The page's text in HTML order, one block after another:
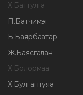
Х. Баттулга
П . Батчимэг
Б. Баярбаатар
Ж. Баясгалан
Х. Болормаа
Х. Булгантуяа